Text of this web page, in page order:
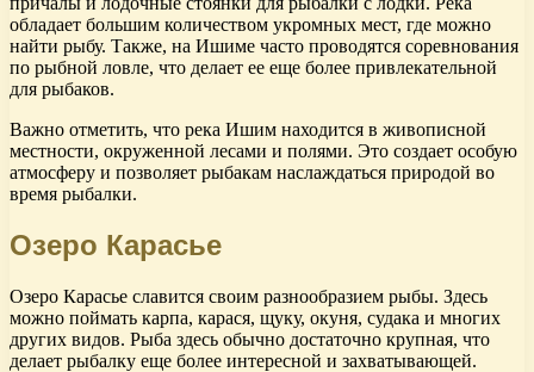
обладает большим количеством укромных мест, где можно
найти рыбу. Также, на Ишиме часто проводятся соревнования
по рыбной ловле, что делает ее еще более привлекательной
для рыбаков.
Важно отметить, что река Ишим находится в живописной
местности, окруженной лесами и полями. Это создает особую
атмосферу и позволяет рыбакам наслаждаться природой во
время рыбалки.
Озеро Карасье
Озеро Карасье славится своим разнообразием рыбы. Здесь
можно поймать карпа, карася, щуку, окуня, судака и многих
других видов. Рыба здесь обычно достаточно крупная, что
делает рыбалку еще более интересной и захватывающей.